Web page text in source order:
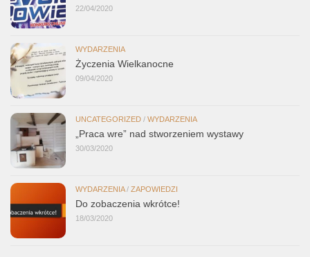
22/04/2020
WYDARZENIA
Życzenia Wielkanocne
09/04/2020
UNCATEGORIZED / WYDARZENIA
„Praca wre” nad stworzeniem wystawy
30/03/2020
WYDARZENIA/ ZAPOWIEDZI
Do zobaczenia wkrótce!
18/03/2020